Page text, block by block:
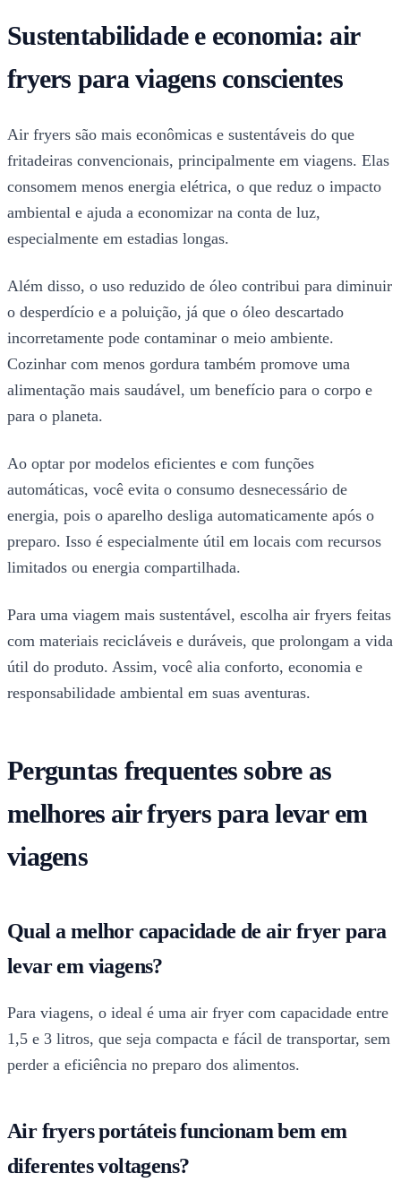
Sustentabilidade e economia: air
fryers para viagens conscientes
Air fryers são mais econômicas e sustentáveis do que
fritadeiras convencionais, principalmente em viagens. Elas
consomem menos energia elétrica, o que reduz o impacto
ambiental e ajuda a economizar na conta de luz,
especialmente em estadias longas.
Além disso, o uso reduzido de óleo contribui para diminuir
o desperdício e a poluição, já que o óleo descartado
incorretamente pode contaminar o meio ambiente.
Cozinhar com menos gordura também promove uma
alimentação mais saudável, um benefício para o corpo e
para o planeta.
Ao optar por modelos eficientes e com funções
automáticas, você evita o consumo desnecessário de
energia, pois o aparelho desliga automaticamente após o
preparo. Isso é especialmente útil em locais com recursos
limitados ou energia compartilhada.
Para uma viagem mais sustentável, escolha air fryers feitas
com materiais recicláveis e duráveis, que prolongam a vida
útil do produto. Assim, você alia conforto, economia e
responsabilidade ambiental em suas aventuras.
Perguntas frequentes sobre as
melhores air fryers para levar em
viagens
Qual a melhor capacidade de air fryer para
levar em viagens?
Para viagens, o ideal é uma air fryer com capacidade entre
1,5 e 3 litros, que seja compacta e fácil de transportar, sem
perder a eficiência no preparo dos alimentos.
Air fryers portáteis funcionam bem em
diferentes voltagens?